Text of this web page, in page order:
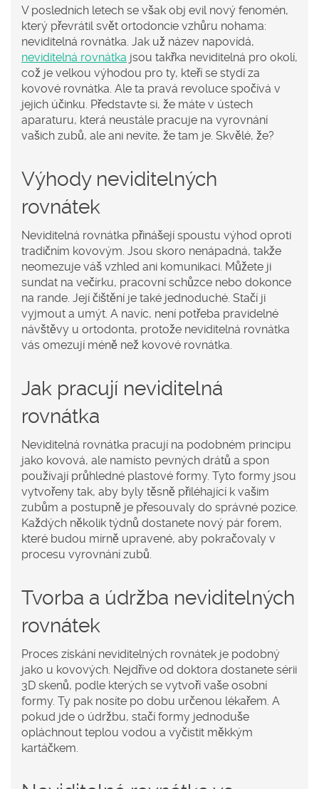
V posledních letech se však obj evil nový fenomén,
který převrátil svět ortodoncie vzhůru nohama:
neviditelná rovnátka. Jak už název napovídá,
neviditelná rovnátka jsou takřka neviditelná pro okolí,
což je velkou výhodou pro ty, kteří se stydí za
kovové rovnátka. Ale ta pravá revoluce spočívá v
jejich účinku. Představte si, že máte v ústech
aparaturu, která neustále pracuje na vyrovnání
vašich zubů, ale ani nevíte, že tam je. Skvělé, že?
Výhody neviditelných
rovnátek
Neviditelná rovnátka přinášejí spoustu výhod oproti
tradičním kovovým. Jsou skoro nenápadná, takže
neomezuje váš vzhled ani komunikaci. Můžete ji
sundat na večírku, pracovní schůzce nebo dokonce
na rande. Její čištění je také jednoduché. Stačí ji
vyjmout a umýt. A navíc, není potřeba pravidelné
návštěvy u ortodonta, protože neviditelná rovnátka
vás omezují méně než kovové rovnátka.
Jak pracují neviditelná
rovnátka
Neviditelná rovnátka pracují na podobném principu
jako kovová, ale namísto pevných drátů a spon
používají průhledné plastové formy. Tyto formy jsou
vytvořeny tak, aby byly těsně přiléhající k vašim
zubům a postupně je přesouvaly do správné pozice.
Každých několik týdnů dostanete nový pár forem,
které budou mírně upravené, aby pokračovaly v
procesu vyrovnání zubů.
Tvorba a údržba neviditelných
rovnátek
Proces získání neviditelných rovnátek je podobný
jako u kovových. Nejdříve od doktora dostanete sérii
3D skenů, podle kterých se vytvoří vaše osobní
formy. Ty pak nosíte po dobu určenou lékařem. A
pokud jde o údržbu, stačí formy jednoduše
opláchnout teplou vodou a vyčistit měkkým
kartáčkem.